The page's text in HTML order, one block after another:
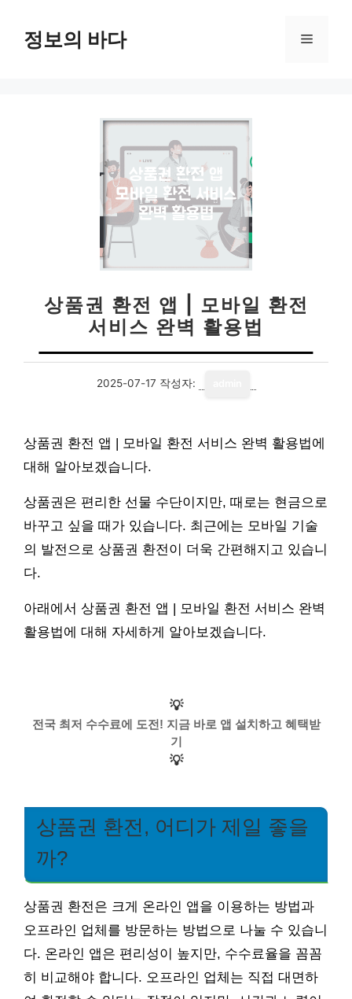
정보의 바다 메
상품권 환전 앱 | 모바일 환전
서비스 완벽 활용법
2025-07-17 작성자:
상품권 환전 앱 | 모바일 환전 서비스 완벽 활용법에
대해 알아보겠습니다.
상품권은 편리한 선물 수단이지만, 때로는 현금으로
바꾸고 싶을 때가 있습니다. 최근에는 모바일 기술
의 발전으로 상품권 환전이 더욱 간편해지고 있습니
다.
아래에서 상품권 환전 앱 | 모바일 환전 서비스 완벽
활용법에 대해 자세하게 알아보겠습니다.
💡
전국 최저 수수료에 도전! 지금 바로 앱 설치하고 혜택받
기
💡
상품권 환전, 어디가 제일 좋을
까?
상품권 환전은 크게 온라인 앱을 이용하는 방법과
오프라인 업체를 방문하는 방법으로 나눌 수 있습니
다. 온라인 앱은 편리성이 높지만, 수수료율을 꼼꼼
히 비교해야 합니다. 오프라인 업체는 직접 대면하